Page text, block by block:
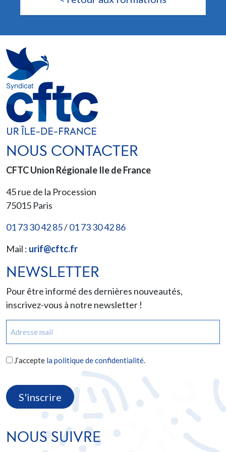
NOUS CONTACTER
CFTC Union Régionale Ile de France
45 rue de la Procession
75015 Paris
01 73 30 42 85/01 73 30 42 86
Mail : urif@cftc.fr
NEWSLETTER
Pour être informé des dernières nouveautés,
inscrivez-vous à notre newsletter !
mail
RGPD
J’accepte la politique de confidentialité.
NOUS SUIVRE